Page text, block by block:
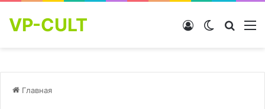
VP-CULT Switch skin
Войти
Главная